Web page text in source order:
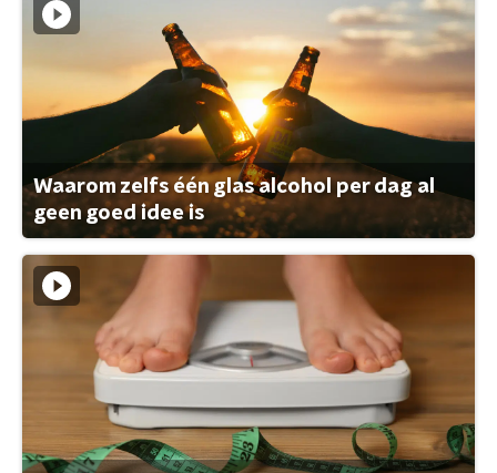
Waarom zelfs één glas alcohol per dag al
geen goed idee is